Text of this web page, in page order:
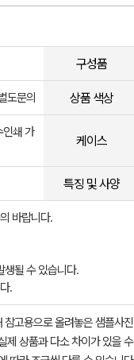
구성품
도문의 상품 색상
인쇄 가
케이스
특징 및 사양
바랍니다.
생될 수 있습니다.
.
고용으로 올려놓은 샘플사
제 상품과 다소 차이가 있을